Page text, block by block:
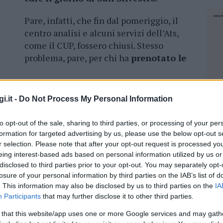
- Do Not Process My Personal Information
opt-out of the sale, sharing to third parties, or processing of your
for targeted advertising by us, please use the below opt-out
selection. Please note that after your opt-out request is processed
interest-based ads based on personal information utilized by us
to third parties prior to your opt-out. You may separately
of your personal information by third parties on the IAB’s list of
This information may also be disclosed by us to third parties on the
Participants that may further disclose it to other third parties.
that this website/app uses one or more Google services and may
Pare, infatti, che fin dal pomeriggio, il
centro analisi e alcuni servizi dell’Ats,
come il CUP, fossero chiusi. Stesso
problema, pare, per chi ha prenotato le
ai centri convenzionati della città
chiusi anche questi. Così, moltisono dovuti
una cittadina, che si è dovuta rivolgere al
che sarebbero dovute essere medicate e
con specialisti vari. Tra i tanti centri
turni? Possibile che gli specialisti abbiano
ecc, ma essendo 31.12. hanno chiuso